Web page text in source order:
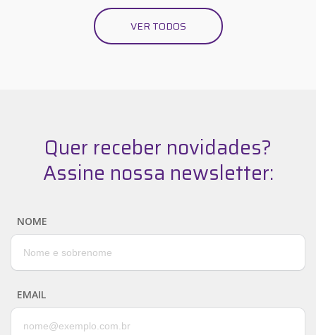
VER TODOS
Quer receber novidades?
Assine nossa newsletter:
NOME
EMAIL